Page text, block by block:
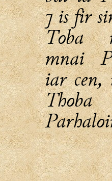
⁊ is fir
Toba
mnai
iar cen,